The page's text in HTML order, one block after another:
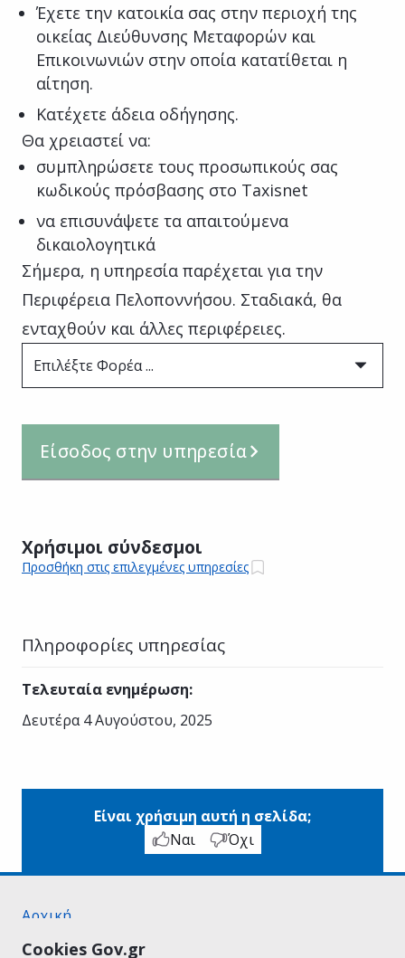
Cookies Gov.gr
Έχετε την κατοικία σας στην περιοχή της
οικείας Διεύθυνσης Μεταφορών και
Επικοινωνιών στην οποία κατατίθεται η
αίτηση.
Κατέχετε άδεια οδήγησης.
Θα χρειαστεί να:
συμπληρώσετε τους προσωπικούς σας
κωδικούς πρόσβασης στο Taxisnet
να επισυνάψετε τα απαιτούμενα
δικαιολογητικά
Σήμερα, η υπηρεσία παρέχεται για την
Περιφέρεια Πελοποννήσου. Σταδιακά, θα
ενταχθούν και άλλες περιφέρειες.
Επιλέξτε Φορέα ...
Είσοδος στην υπηρεσία
Χρήσιμοι σύνδεσμοι
Προσθήκη στις επιλεγμένες υπηρεσίες
Πληροφορίες υπηρεσίας
Τελευταία ενημέρωση:
Δευτέρα 4 Αυγούστου, 2025
Είναι χρήσιμη αυτή η σελίδα;
Ναι
Όχι
Αρχική